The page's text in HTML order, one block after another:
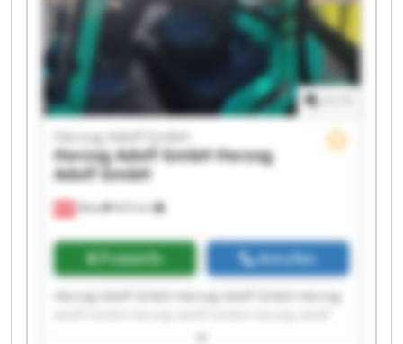
Wien 633 km
Herzog Adolf GmbH
Herzog Adolf GmbHHerzog
Adolf GmbH
Preisinfo Anrufen
Herzog Adolf GmbH Herzog Adolf GmbH Herzog
GmbH Herzog Adolf GmbH Herzog Adolf GmbH